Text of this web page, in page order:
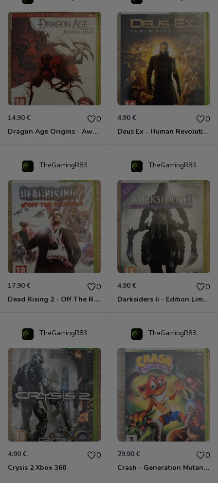
14.90 € 0
Dragon Age Origins - Awakening Xbox 360
4.90 € 0
Deus Ex - Human Revolution Xbox 360
TheGamingR83
17.90 € 0
Dead Rising 2 - Off The Record Xbox 360
TheGamingR83
4.90 € 0
Darksiders Ii - Edition Limitée Xbox 360
TheGamingR83
4.90 € 0
Crysis 2 Xbox 360
TheGamingR83
29.90 € 0
Crash - Generation Mutant Xbox 360